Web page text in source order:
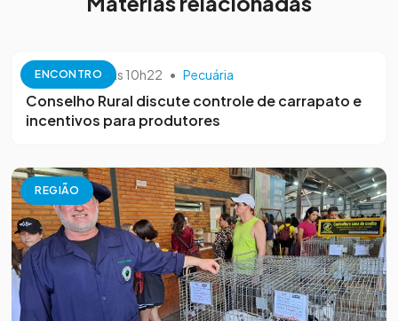
ENCONTRO
10 de outubro às 10h22 • Pecuária
Conselho Rural discute controle de carrapato e
incentivos para produtores
REGIÃO